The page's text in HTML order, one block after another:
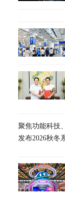
聚焦功能科技
发布2026秋冬